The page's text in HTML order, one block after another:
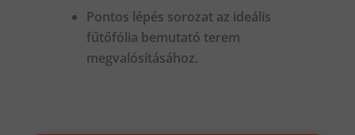
Pontos lépés sorozat az ideális
fűtőfólia bemutató terem
megvalósításához.